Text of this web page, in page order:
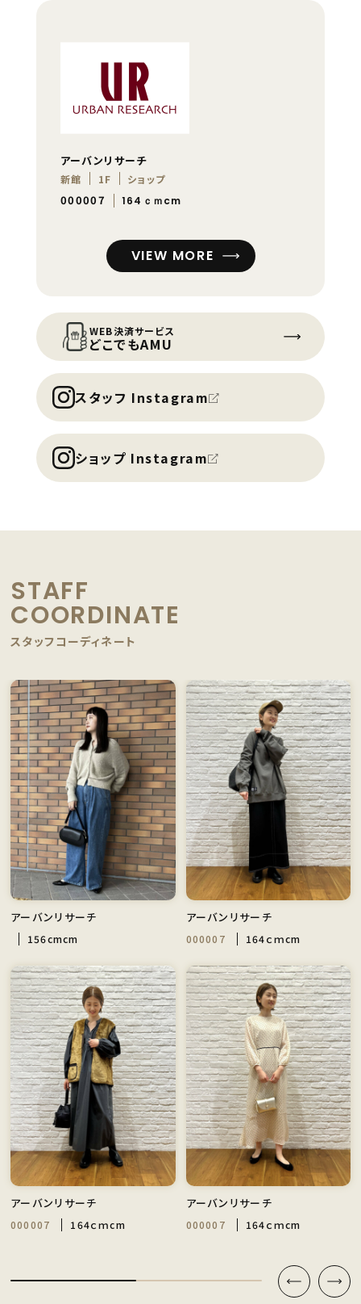
アーバンリサーチ
新館 1F ショップ
000007 164ｃｍcm
VIEW MORE
WEB決済サービス
どこでもAMU
スタッフ Instagram
ショップ Instagram
STAFF
COORDINATE
スタッフコーディネート
アーバンリサーチ
156cmcm
アーバンリサーチ
000007 164ｃｍcm
アーバンリサーチ
000007 164ｃｍcm
アーバンリサーチ
000007 164ｃｍcm